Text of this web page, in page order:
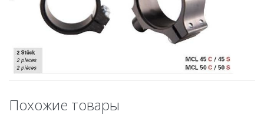
Похожие товары